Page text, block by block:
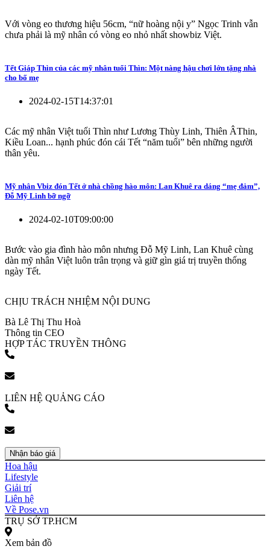
Với vòng eo thương hiệu 56cm, “nữ hoàng nội y” Ngọc Trinh vẫn
chưa phải là mỹ nhân có vòng eo nhỏ nhất showbiz Việt.
Tết Giáp Thìn của các mỹ nhân tuổi Thìn: Một nàng hậu chơi lớn tặng nhà
cho bố mẹ
2024-02-15T14:37:01
Các mỹ nhân Việt tuổi Thìn như Lương Thùy Linh, Thiên ÂThin,
Kiều Loan... hạnh phúc đón cái Tết “năm tuổi” bên những người
thân yêu.
Mỹ nhân Vbiz đón Tết ở nhà chồng hào môn: Lan Khuê ra dáng “mẹ đảm”,
Đỗ Mỹ Linh bỡ ngỡ
2024-02-10T09:00:00
Bước vào gia đình hào môn nhưng Đỗ Mỹ Linh, Lan Khuê cùng
dàn mỹ nhân Việt luôn trân trọng và giữ gìn giá trị truyền thống
ngày Tết.
CHỊU TRÁCH NHIỆM NỘI DUNG
Bà Lê Thị Thu Hoà
Thông tin CEO
HỢP TÁC TRUYỀN THÔNG
LIÊN HỆ QUẢNG CÁO
Nhận báo giá
Hoa hậu
Lifestyle
Giải trí
Liên hệ
Về Pose.vn
TRỤ SỞ TP.HCM
Xem bản đồ